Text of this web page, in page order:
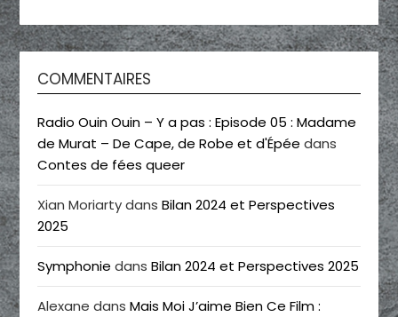
COMMENTAIRES
Radio Ouin Ouin – Y a pas : Episode 05 : Madame
de Murat – De Cape, de Robe et d'Épée dans
Contes de fées queer
Xian MoriartydansBilan 2024 et Perspectives
2025
Symphonie dansBilan 2024 et Perspectives 2025
Alexane dansMais Moi J’aime Bien Ce Film :